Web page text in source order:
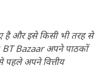
है और इसे किसी भी तरह से
BT Bazaar अपने पाठकों
अपने वित्तीय